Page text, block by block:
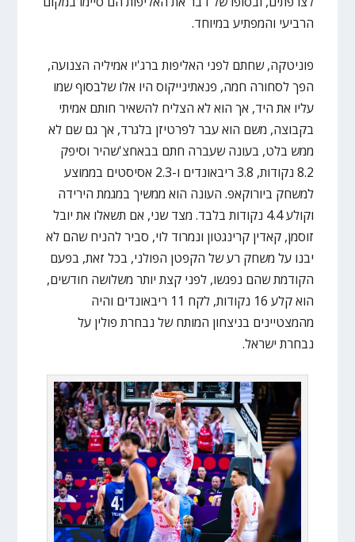
הרביעי והמפתיע במיוחד.
פוניטקה, שחתם לפני האליפות ברג'יו אמיליה הצנועה,
הפך לסחורה חמה, פנאתינייקוס היו אלו שלבסוף שמו
עליו את היד, אך הוא לא הצליח להשאיר חותם אמיתי
בקבוצה, משם הוא עבר לפרטיזן בלגרד, אך גם שם לא
ממש בלט, בעונה שעברה חתם בבאחצ'שהיר וסיפק
8.2 נקודות, 3.8 ריבאונדים ו-2.3 אסיסטים בממוצע
למשחק ביורוקאפ. העונה הוא ממשיך במגמת הירידה
וקולע 4.4 נקודות בלבד. מצד שני, אם תשאלו את יובל
זוסמן, קאדין קרינגטון ונמרוד לוי, סביר להניח שהם לא
יבנו על משחק רע של הקפטן הפולני, בכל זאת, בפעם
הקודמת שהם נפגשו, לפני קצת יותר משלושה חודשים,
הוא קלע 16 נקודות, לקח 11 ריבאונדים והיה
מהמצטיינים בניצחון המותח של נבחרת פולין על
נבחרת ישראל.